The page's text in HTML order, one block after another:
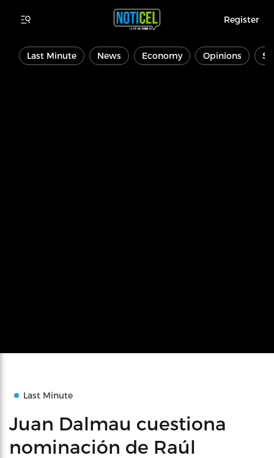
Register
Last Minute News Economy Opinions
Last Minute
Juan Dalmau cuestiona
nominación de Raúl